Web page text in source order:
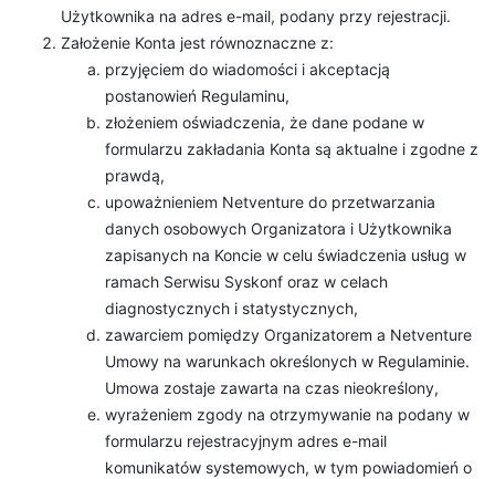
Użytkownika na adres e-mail, podany przy rejestracji.
Założenie Konta jest równoznaczne z:
przyjęciem do wiadomości i akceptacją
postanowień Regulaminu,
złożeniem oświadczenia, że dane podane w
formularzu zakładania Konta są aktualne i zgodne z
prawdą,
upoważnieniem Netventure do przetwarzania
danych osobowych Organizatora i Użytkownika
zapisanych na Koncie w celu świadczenia usług w
ramach Serwisu Syskonf oraz w celach
diagnostycznych i statystycznych,
zawarciem pomiędzy Organizatorem a Netventure
Umowy na warunkach określonych w Regulaminie.
Umowa zostaje zawarta na czas nieokreślony,
wyrażeniem zgody na otrzymywanie na podany w
formularzu rejestracyjnym adres e-mail
komunikatów systemowych, w tym powiadomień o